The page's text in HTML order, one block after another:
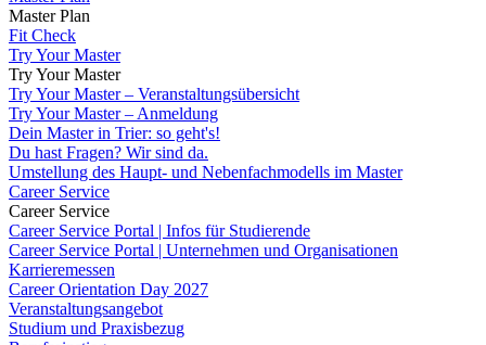
Master Plan
Fit Check
Try Your Master
Try Your Master
Try Your Master – Veranstaltungsübersicht
Try Your Master – Anmeldung
Dein Master in Trier: so geht's!
Du hast Fragen? Wir sind da.
Umstellung des Haupt- und Nebenfachmodells im Master
Career Service
Career Service
Career Service Portal | Infos für Studierende
Career Service Portal | Unternehmen und Organisationen
Karrieremessen
Career Orientation Day 2027
Veranstaltungsangebot
Studium und Praxisbezug